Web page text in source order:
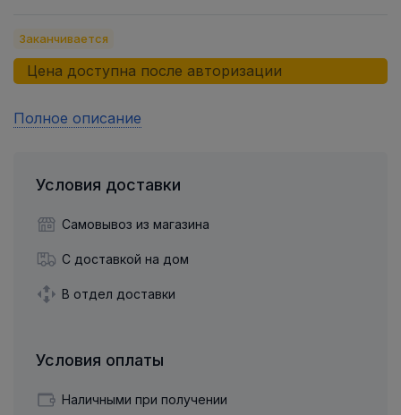
Заканчивается
Цена доступна после авторизации
Полное описание
Условия доставки
Самовывоз из магазина
С доставкой на дом
В отдел доставки
Условия оплаты
Наличными при получении